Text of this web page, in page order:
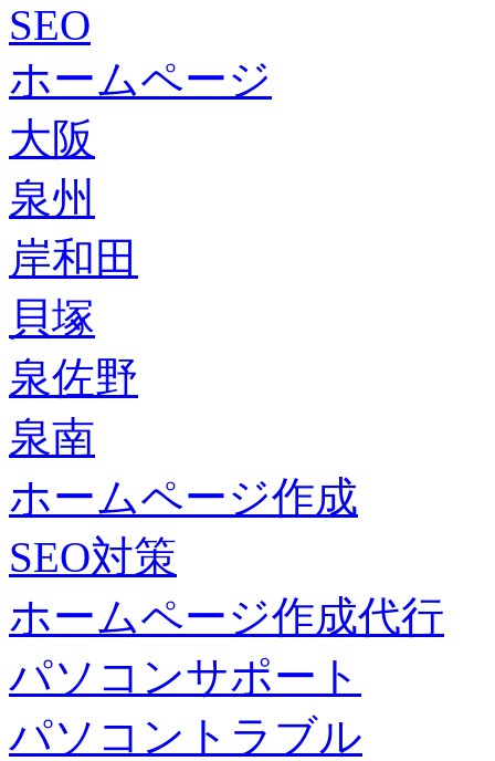
SEO
ホームページ
大阪
泉州
岸和田
貝塚
泉佐野
泉南
ホームページ作成
SEO対策
ホームページ作成代行
パソコンサポート
パソコントラブル